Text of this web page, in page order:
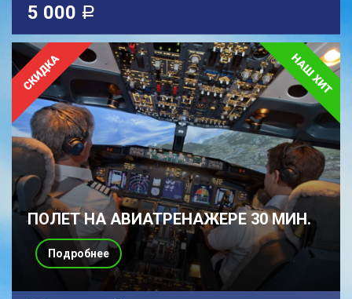
5 000 a
ПОЛЕТ НА АВИАТРЕНАЖЕРЕ 30 МИН.
Подробнее